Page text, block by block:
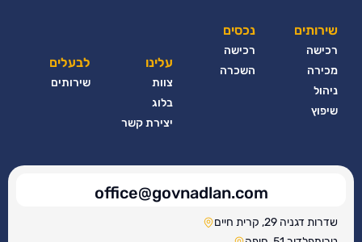
שירותים
רכישה
מכירה
ניהול
שיפוץ
נכסים
רכישה
השכרה
עלינו
צוות
בלוג
יצירת קשר
לבעלים
שירותים
office@govnadlan.com
שדרות דגניה 29, קרית חיים